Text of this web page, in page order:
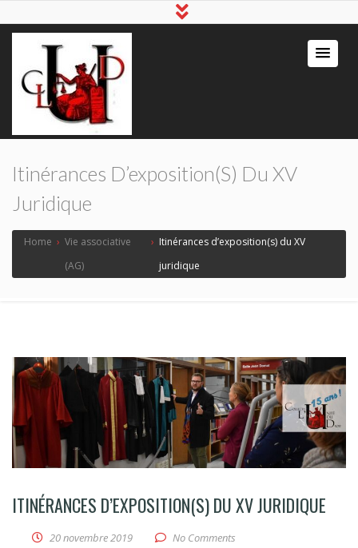
Itinérances D’exposition(s) Du XV
Juridique
Home › Vie associative
(AG)
› Itinérances d’exposition(s) du XV
juridique
ITINÉRANCES D’EXPOSITION(S) DU XV JURIDIQUE
20 novembre 2019
No Comments